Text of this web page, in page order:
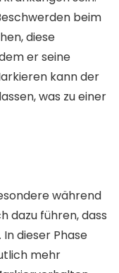
beim
diese
er seine
kann der
was zu einer
während
dazu führen, dass
dieser Phase
mehr